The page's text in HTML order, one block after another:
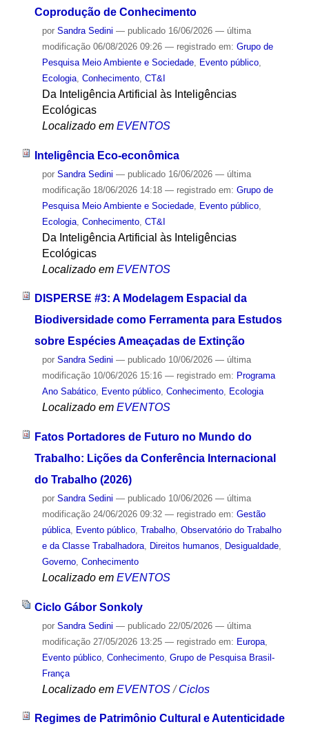
Coprodução de Conhecimento
por Sandra Sedini — publicado16/06/2026 — última
modificação06/08/2026 09:26 — registrado em: Grupo de
Pesquisa Meio Ambiente e Sociedade, Evento público,
Ecologia, Conhecimento, CT&I
Da Inteligência Artificial às Inteligências
Ecológicas
Localizado em EVENTOS
Inteligência Eco-econômica
por Sandra Sedini — publicado16/06/2026 — última
modificação18/06/2026 14:18 — registrado em: Grupo de
Pesquisa Meio Ambiente e Sociedade, Evento público,
Ecologia, Conhecimento, CT&I
Da Inteligência Artificial às Inteligências
Ecológicas
Localizado em EVENTOS
DISPERSE #3: A Modelagem Espacial da
Biodiversidade como Ferramenta para Estudos
sobre Espécies Ameaçadas de Extinção
por Sandra Sedini — publicado10/06/2026 — última
modificação10/06/2026 15:16 — registrado em: Programa
Ano Sabático, Evento público, Conhecimento, Ecologia
Localizado em EVENTOS
Fatos Portadores de Futuro no Mundo do
Trabalho: Lições da Conferência Internacional
do Trabalho (2026)
por Sandra Sedini — publicado10/06/2026 — última
modificação24/06/2026 09:32 — registrado em: Gestão
pública, Evento público, Trabalho, Observatório do Trabalho
e da Classe Trabalhadora, Direitos humanos, Desigualdade,
Governo, Conhecimento
Localizado em EVENTOS
Ciclo Gábor Sonkoly
por Sandra Sedini — publicado22/05/2026 — última
modificação27/05/2026 13:25 — registrado em: Europa,
Evento público, Conhecimento, Grupo de Pesquisa Brasil-
França
Localizado em EVENTOS /Ciclos
Regimes de Patrimônio Cultural e Autenticidade